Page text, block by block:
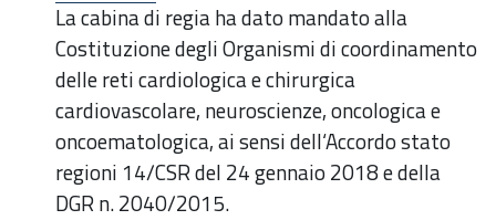
La cabina di regia ha dato mandato alla
Costituzione degli Organismi di coordinamento
delle reti cardiologica e chirurgica
cardiovascolare, neuroscienze, oncologica e
oncoematologica, ai sensi dell‘Accordo stato
regioni 14/CSR del 24 gennaio 2018 e della
DGR n. 2040/2015.